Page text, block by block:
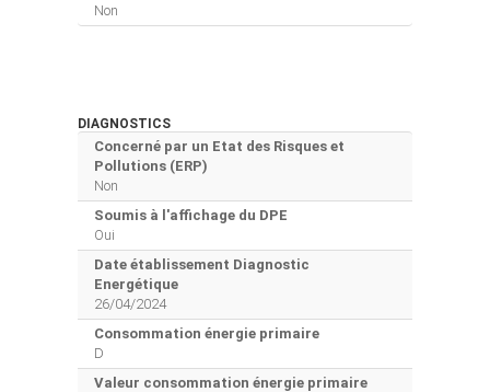
Non
DIAGNOSTICS
Concerné par un Etat des Risques et
Pollutions (ERP)
Non
Soumis à l'affichage du DPE
Oui
Date établissement Diagnostic
Energétique
26/04/2024
Consommation énergie primaire
D
Valeur consommation énergie primaire